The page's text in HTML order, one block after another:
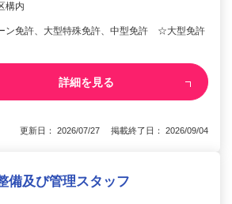
構内
ン免許、大型特殊免許、中型免許 ☆大型免許
詳細を見る
更新日： 2026/07/27 掲載終了日： 2026/09/04
備及び管理スタッフ